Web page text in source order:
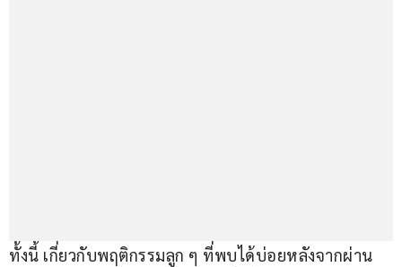
ทั้งนี้ เกี่ยวกับพฤติกรรมลูก ๆ ที่พบได้บ่อยหลังจากผ่าน